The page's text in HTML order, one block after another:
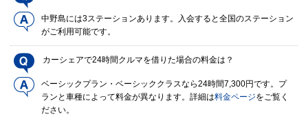
中野島には3ステーションあります。入会すると全国のステーション
がご利用可能です。
カーシェアで24時間クルマを借りた場合の料金は？
ベーシックプラン・ベーシッククラスなら24時間7,300円です。プ
ランと車種によって料金が異なります。詳細は料金ページをご覧く
ださい。